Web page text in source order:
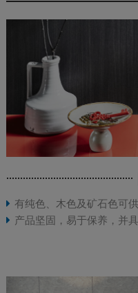
有纯色、木色及矿石色可
产品坚固，易于保养，并